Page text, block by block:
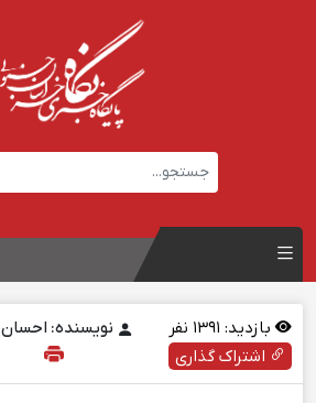
بازدید: نفر نویسنده:
اشتراک گذاری